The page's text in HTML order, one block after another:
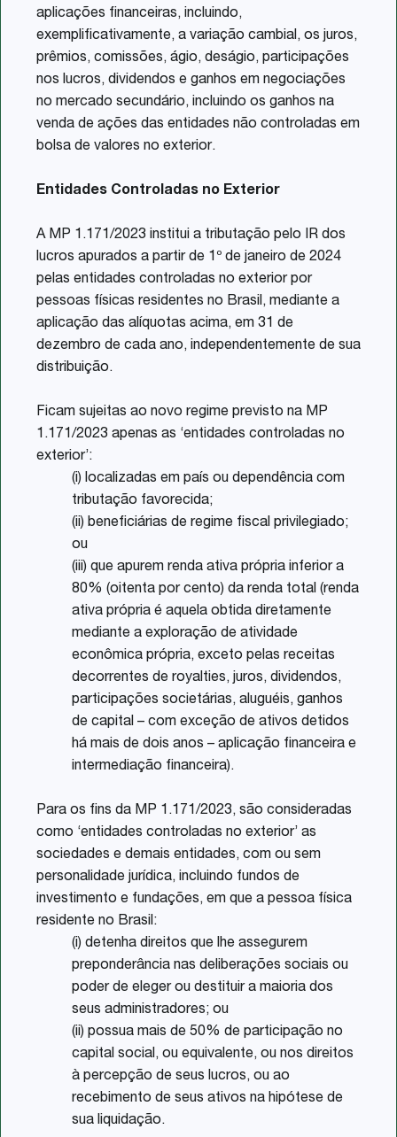
aplicações financeiras, incluindo,
exemplificativamente, a variação cambial, os juros,
prêmios, comissões, ágio, deságio, participações
nos lucros, dividendos e ganhos em negociações
no mercado secundário, incluindo os ganhos na
venda de ações das entidades não controladas em
bolsa de valores no exterior.
Entidades Controladas no Exterior
A MP 1.171/2023 institui a tributação pelo IR dos
lucros apurados a partir de 1º de janeiro de 2024
pelas entidades controladas no exterior por
pessoas físicas residentes no Brasil, mediante a
aplicação das alíquotas acima, em 31 de
dezembro de cada ano, independentemente de sua
distribuição.
Ficam sujeitas ao novo regime previsto na MP
1.171/2023 apenas as ‘entidades controladas no
exterior’:
(i) localizadas em país ou dependência com
tributação favorecida;
(ii) beneficiárias de regime fiscal privilegiado;
ou
(iii) que apurem renda ativa própria inferior a
80% (oitenta por cento) da renda total (renda
ativa própria é aquela obtida diretamente
mediante a exploração de atividade
econômica própria, exceto pelas receitas
decorrentes de royalties, juros, dividendos,
participações societárias, aluguéis, ganhos
de capital – com exceção de ativos detidos
há mais de dois anos – aplicação financeira e
intermediação financeira).
Para os fins da MP 1.171/2023, são consideradas
como ‘entidades controladas no exterior’ as
sociedades e demais entidades, com ou sem
personalidade jurídica, incluindo fundos de
investimento e fundações, em que a pessoa física
residente no Brasil:
(i) detenha direitos que lhe assegurem
preponderância nas deliberações sociais ou
poder de eleger ou destituir a maioria dos
seus administradores; ou
(ii) possua mais de 50% de participação no
capital social, ou equivalente, ou nos direitos
à percepção de seus lucros, ou ao
recebimento de seus ativos na hipótese de
sua liquidação.